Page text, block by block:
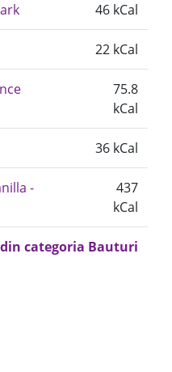
46 kCal
22 kCal
75.8
kCal
36 kCal
-
437
kCal
categoria Bauturi